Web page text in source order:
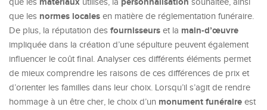
que les
utilisés, la
souhaitée, ainsi
que les normes locales en matière de réglementation funéraire.
De plus, la réputation des fournisseurs et la main-d’œuvre
impliquée dans la création d’une sépulture peuvent également
influencer le coût final. Analyser ces différents éléments permet
de mieux comprendre les raisons de ces différences de prix et
d’orienter les familles dans leur choix. Lorsqu’il s’agit de rendre
hommage à un être cher, le choix d’un monument funéraire est